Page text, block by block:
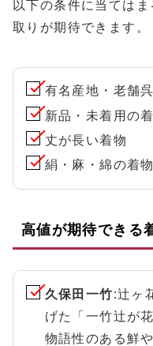
以下の条件に当ては
取りが期待できます。
有名産地・老舗
新品・未着用の
丈が長い着物
絹・麻・綿の着物
高値が期待できる
久保田一竹:辻ヶ
げた「一竹辻が
物語性のある鮮